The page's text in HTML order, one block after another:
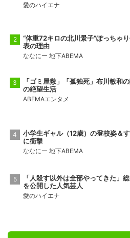
愛のハイエナ
“体重72キロの北川景子”ぽっちゃ
表の理由
ななにー 地下ABEMA
「ゴミ屋敷」「孤独死」布川敏和
の絶望生活
ABEMAエンタメ
小学生ギャル（12歳）の登校姿＆
に衝撃
ななにー 地下ABEMA
「人殺す以外は全部やってきた」
を公開した人気芸人
愛のハイエナ